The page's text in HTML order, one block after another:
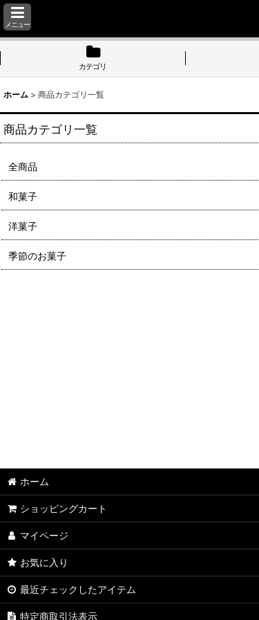
メニュー
カテゴリ
ホーム > 商品カテゴリ一覧
商品カテゴリ一覧
全商品
和菓子
洋菓子
季節のお菓子
ホーム
ショッピングカート
マイページ
お気に入り
最近チェックしたアイテム
特定商取引法表示